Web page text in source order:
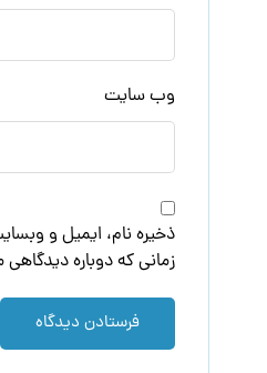
وب‌ سایت
ذخیره نام، ایمیل و
زمانی که دوباره
فرستادن دیدگاه